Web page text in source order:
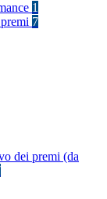
1
7
dei premi (da